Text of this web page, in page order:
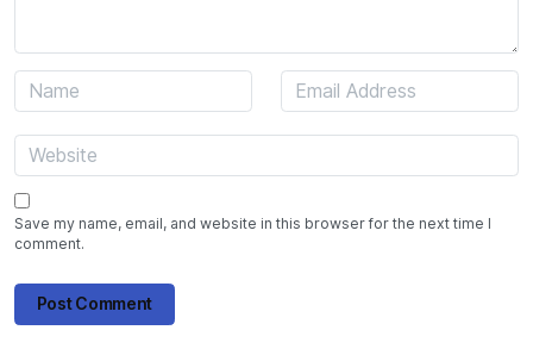
Save my name, email, and website in this browser for the next time I
comment.